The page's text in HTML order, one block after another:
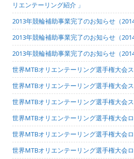
リエンテーリング紹介 」
2013年競輪補助事業完了のお知らせ（
2013年競輪補助事業完了のお知らせ（
2013年競輪補助事業完了のお知らせ（
世界MTBオリエンテーリング選手権大会
世界MTBオリエンテーリング選手権大会
世界MTBオリエンテーリング選手権大会
世界MTBオリエンテーリング選手権大会
世界MTBオリエンテーリング選手権大会
世界MTBオリエンテーリング選手権大会